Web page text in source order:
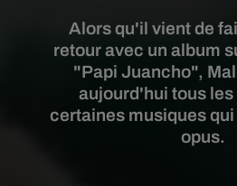
Alors qu'il vient de
retour avec un album
"Papi Juancho",
aujourd'hui tous les
certaines musiques
opus.